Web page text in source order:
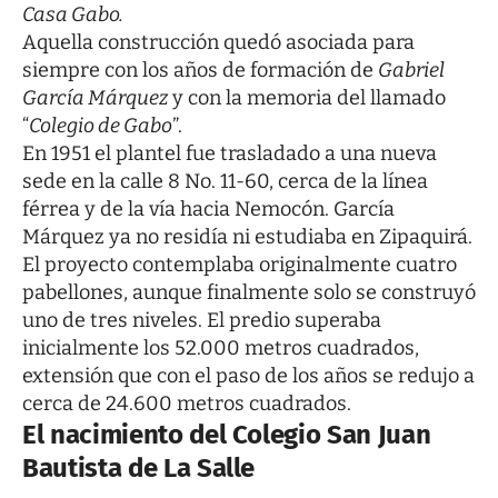
Casa Gabo.
Aquella construcción quedó asociada para
siempre con los años de formación de Gabriel
García Márquezy con la memoria del llamado
“Colegio de Gabo”.
En 1951 el plantel fue trasladado a una nueva
sede en la calle 8 No. 11-60, cerca de la línea
férrea y de la vía hacia Nemocón. García
Márquez ya no residía ni estudiaba en Zipaquirá.
El proyecto contemplaba originalmente cuatro
pabellones, aunque finalmente solo se construyó
uno de tres niveles. El predio superaba
inicialmente los 52.000 metros cuadrados,
extensión que con el paso de los años se redujo a
cerca de 24.600 metros cuadrados.
El nacimiento del Colegio San Juan
Bautista de La Salle